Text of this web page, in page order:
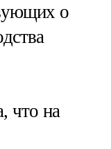
о
что на